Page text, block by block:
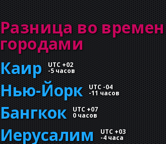
Разница во
городами
Каир
UTC +02
-5 часов
Нью-Йорк UTC -04
-11 часов
Бангкок UTC +07
0 часов
Иерусалим UTC +03
-4 часа